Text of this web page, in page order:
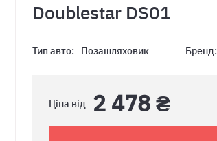
Doublestar DS01
Тип авто: Позашляховик Бренд:
Ціна від 2 478 ₴